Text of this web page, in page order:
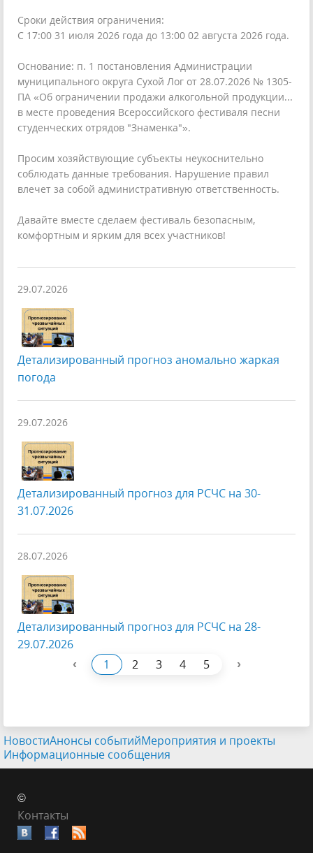
Сроки действия ограничения:
С 17:00 31 июля 2026 года до 13:00 02 августа 2026 года.
Основание: п. 1 постановления Администрации
муниципального округа Сухой Лог от 28.07.2026 № 1305-
ПА «Об ограничении продажи алкогольной продукции...
в месте проведения Всероссийского фестиваля песни
студенческих отрядов "Знаменка"».
Просим хозяйствующие субъекты неукоснительно
соблюдать данные требования. Нарушение правил
влечет за собой административную ответственность.
Давайте вместе сделаем фестиваль безопасным,
комфортным и ярким для всех участников!
29.07.2026
Детализированный прогноз аномально жаркая
погода
29.07.2026
Детализированный прогноз для РСЧС на 30-
31.07.2026
28.07.2026
Детализированный прогноз для РСЧС на 28-
29.07.2026
‹ 1 2 3 4 5 ›
НовостиАнонсы событийМероприятия и проекты
Информационные сообщения
©
Контакты